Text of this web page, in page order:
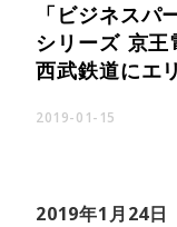
「ビジネスパ
シリーズ 京王
西武鉄道にエ
2019-01-15
2019年1月24日